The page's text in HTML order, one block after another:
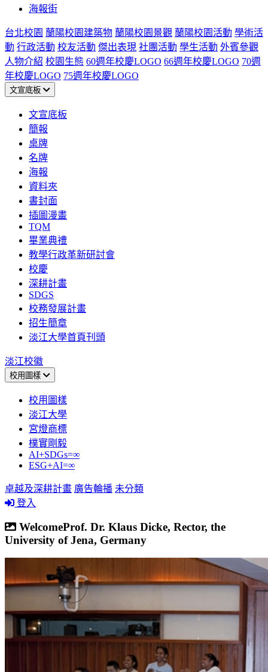
海報街
台北校園 蘭陽校園建築物 蘭陽校園景觀 蘭陽校園活動 學術活
動 行政活動 校友活動 傑出表現 社團活動 學生活動 外賓參觀
人物介紹 校園生態 60週年校慶LOGO 66週年校慶LOGO 70週
年校慶LOGO 75週年校慶LOGO
文宣底板
文宣底板
簡報
桌牌
名牌
海報
資料夾
書封面
插圖漫畫
TQM
畢業典禮
教學行政革新研討會
校慶
深耕計畫
SDGS
校務發展計畫
招生簡章
淡江大學首頁刊頭
淡江校徽
校用圖樣
校用圖樣
淡江大學
宮燈商標
樸實剛毅
AI+SDGs=∞
ESG+AI=∞
卓越及深耕計畫 廣告輪播 未分類
登入
WelcomeProf. Dr. Klaus Dicke, Rector, the
University of Jena, Germany